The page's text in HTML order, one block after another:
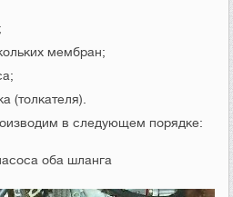
мембран;
(толкателя).
в следующем порядке:
оба шланга